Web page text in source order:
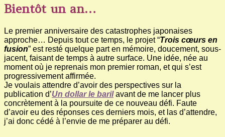
Bientôt un an…
Le premier anniversaire des catastrophes japonaises
approche… Depuis tout ce temps, le projet “Trois cœurs en
fusion” est resté quelque part en mémoire, doucement, sous-
jacent, faisant de temps à autre surface. Une idée, née au
moment où je reprenais mon premier roman, et qui s’est
progressivement affirmée.
Je voulais attendre d’avoir des perspectives sur la
publication d’Un dollar le barilavant de me lancer plus
concrètement à la poursuite de ce nouveau défi. Faute
d’avoir eu des réponses ces derniers mois, et las d’attendre,
j’ai donc cédé à l’envie de me préparer au défi.